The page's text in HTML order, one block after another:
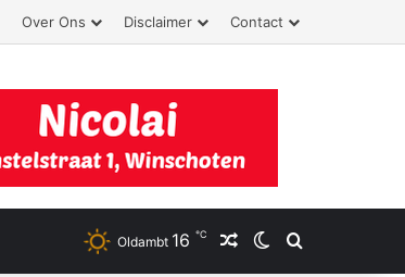
Over Ons Disclaimer Contact
Oldambt 16 ℃ Willekeurig artikel
Switch skin
Zoeken